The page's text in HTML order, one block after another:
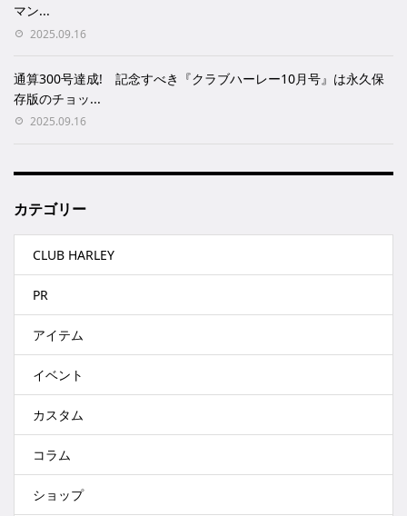
マン...
2025.09.16
通算300号達成! 記念すべき『クラブハーレー10月号』は永久保
存版のチョッ...
2025.09.16
カテゴリー
CLUB HARLEY
PR
アイテム
イベント
カスタム
コラム
ショップ